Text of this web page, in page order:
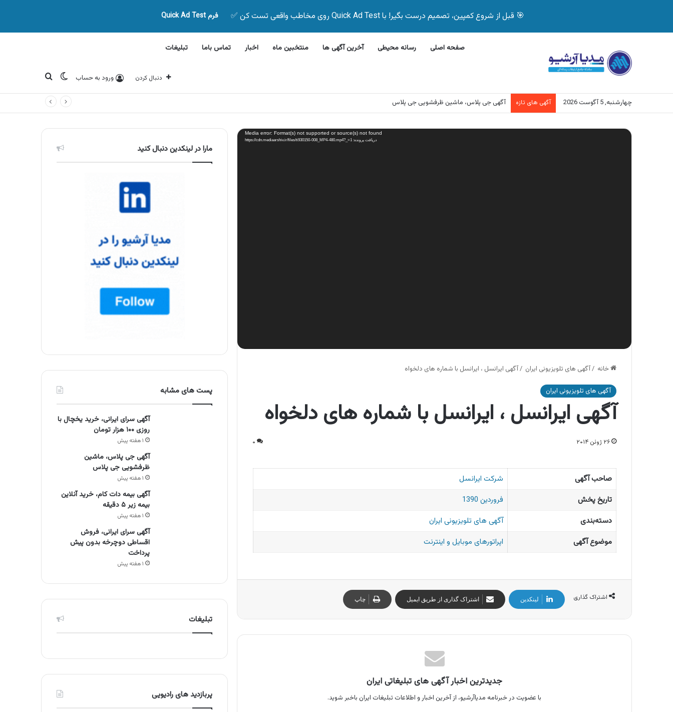
🎯 قبل از شروع کمپین، تصمیم درست بگیر! با Quick Ad Test روی مخاطب واقعی تست کن ✅ فرم Quick Ad Test
صفحه اصلی رسانه محیطی آخرین آگهی ها منتخبین ماه اخبار تماس باما تبلیغات
دنبال کردن ورود به حساب تغییر پوسته
جستجو برای
چهارشنبه, 5 آگوست 2026 آگهی های تازه آگهی بیمه دات کام، خرید آنلاین بیمه زیر ۵ دقیقه
نمایشگر
ویدیو Media error: Format(s) not supported or source(s) not found
دریافت پرونده: https://cdn.mediaarshiv.ir/files/ti930150-008_MP4-480.mp4?_=1
خانه /آگهی های تلویزیونی ایران /آگهی ایرانسل ، ایرانسل با شماره های دلخواه
آگهی های تلویزیونی ایران
آگهی ایرانسل ، ایرانسل با شماره های دلخواه
۲۶ ژوئن ۲۰۱۴ ۰
صاحب آگهی
شرکت ایرانسل
تاریخ پخش
فروردین 1390
دسته‌بندی
آگهی های تلویزیونی ایران
موضوع آگهی
اپراتورهای موبایل و اینترنت
اشتراک گذاری لینکدین اشتراک گذاری از طریق ایمیل چاپ
جدیدترین اخبار آگهی های تبلیغاتی ایران
با عضویت در خبرنامه مدیاآرشیو، از آخرین اخبار و اطلاعات تبلیغات ایران باخبر شوید.
مارا در لینکدین دنبال کنید
پست های مشابه
آگهی سرای ایرانی، خرید یخچال با
روزی ۱۰۰ هزار تومان
۱ هفته پیش
آگهی جی پلاس، ماشین
ظرفشویی جی پلاس
۱ هفته پیش
آگهی بیمه دات کام، خرید آنلاین
بیمه زیر ۵ دقیقه
۱ هفته پیش
آگهی سرای ایرانی، فروش
اقساطی دوچرخه بدون پیش
پرداخت
۱ هفته پیش
تبلیغات
پربازدید های رادیویی